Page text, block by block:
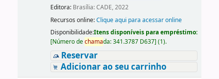
Editora: Brasília: CADE, 2022
Recursos online:Clique aqui para acessar online
Disponibilidade:Itens disponíveis para empréstimo:
[Número dechamada:341.3787 D637] (1).
Reservar
Adicionar ao seu carrinho